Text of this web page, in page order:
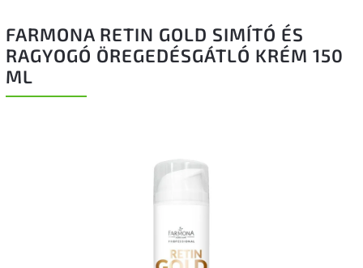
FARMONA RETIN GOLD SIMÍTÓ ÉS
RAGYOGÓ ÖREGEDÉSGÁTLÓ KRÉM 150
ML